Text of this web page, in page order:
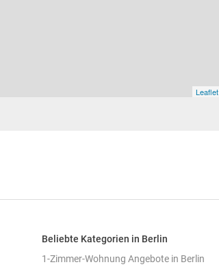
Leaflet
Beliebte Kategorien in Berlin
1-Zimmer-Wohnung Angebote in Berlin